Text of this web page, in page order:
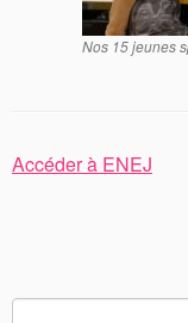
Nos 15 jeunes
Accéder à ENEJ